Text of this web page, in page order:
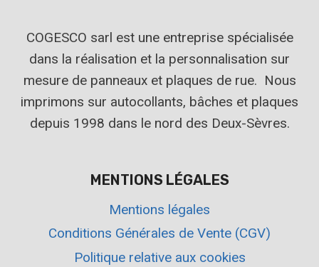
COGESCO sarl est une entreprise spécialisée
dans la réalisation et la personnalisation sur
mesure de panneaux et plaques de rue. Nous
imprimons sur autocollants, bâches et plaques
depuis 1998 dans le nord des Deux-Sèvres.
MENTIONS LÉGALES
Mentions légales
Conditions Générales de Vente (CGV)
Politique relative aux cookies